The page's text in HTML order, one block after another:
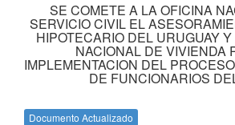
SE COMETE A LA OFICINA
SERVICIO CIVIL EL
HIPOTECARIO DEL URUGUAY
NACIONAL DE VIVIENDA
IMPLEMENTACION DEL
DE FUNCIONARIOS
Documento Actualizado